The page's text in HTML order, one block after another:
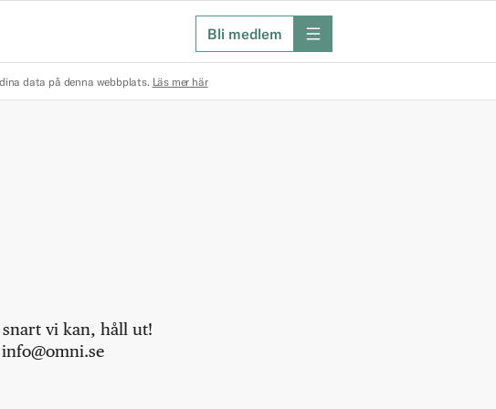
Bli medlem meny
data på denna webbplats. Läs mer här
vi kan, håll ut!